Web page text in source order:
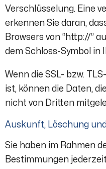
Verschlüsselung. Eine
erkennen Sie daran,
Browsers von “http://”
dem Schloss-Symbol in
Wenn die SSL- bzw.
ist, können die Daten,
nicht von Dritten
Auskunft, Löschung
Sie haben im Rahmen
Bestimmungen